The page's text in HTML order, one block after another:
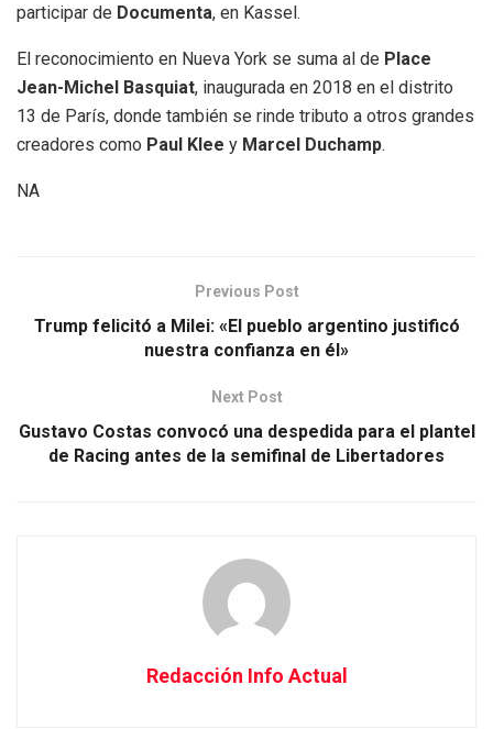
participar de Documenta, en Kassel.
El reconocimiento en Nueva York se suma al de Place
Jean-Michel Basquiat, inaugurada en 2018 en el distrito
13 de París, donde también se rinde tributo a otros grandes
creadores como Paul Klee y Marcel Duchamp.
NA
Previous Post
Trump felicitó a Milei: «El pueblo argentino justificó
nuestra confianza en él»
Next Post
Gustavo Costas convocó una despedida para el plantel
de Racing antes de la semifinal de Libertadores
Redacción Info Actual